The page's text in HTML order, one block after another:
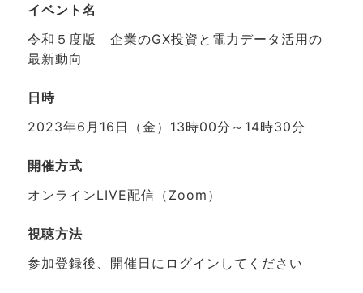
イベント名
令和５度版 企業のGX投資と電力データ活用の
最新動向
日時
2023年6月16日（金）13時00分～14時30分
開催方式
オンラインLIVE配信（Zoom）
視聴方法
参加登録後、開催日にログインしてください